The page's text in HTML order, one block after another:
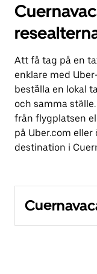
Att få tag på en
enklare med
beställa en lokal
och samma
från flygplatsen
på Uber.com
destination i